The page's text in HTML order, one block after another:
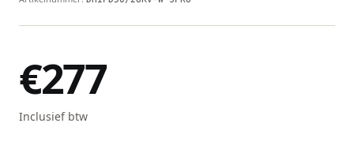
€277
Inclusief btw